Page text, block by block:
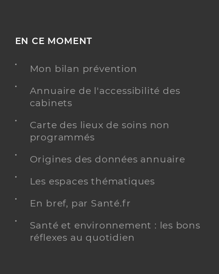
EN CE MOMENT
Mon bilan prévention
Annuaire de l'accessibilité des
cabinets
Carte des lieux de soins non
programmés
Origines des données annuaire
Les espaces thématiques
En bref, par Santé.fr
Santé et environnement : les bons
réflexes au quotidien